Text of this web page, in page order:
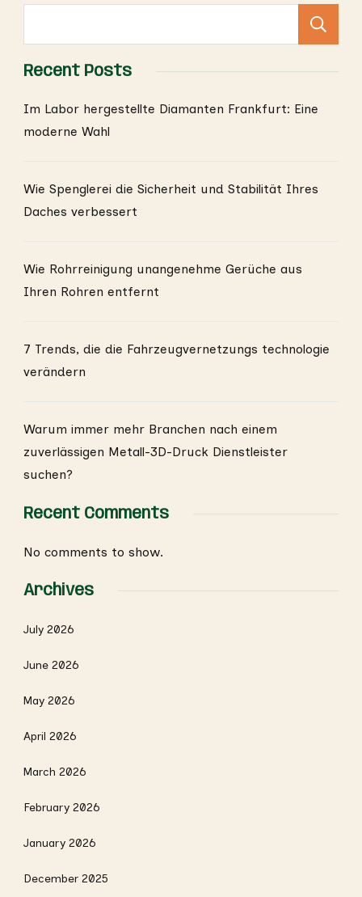
Recent Posts
Im Labor hergestellte Diamanten Frankfurt: Eine
moderne Wahl
Wie Spenglerei die Sicherheit und Stabilität Ihres
Daches verbessert
Wie Rohrreinigung unangenehme Gerüche aus
Ihren Rohren entfernt
7 Trends, die die Fahrzeugvernetzungs technologie
verändern
Warum immer mehr Branchen nach einem
zuverlässigen Metall-3D-Druck Dienstleister
suchen?
Recent Comments
No comments to show.
Archives
July 2026
June 2026
May 2026
April 2026
March 2026
February 2026
January 2026
December 2025